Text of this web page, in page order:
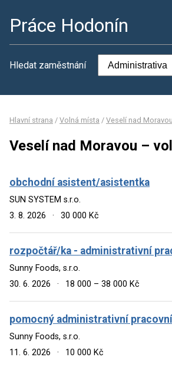
Práce Hodonín
Hledat zaměstnání
Hlavní strana / Volná místa / Veselí nad Moravou
Veselí nad Moravou –
obchodní asistent/asistentka
SUN SYSTEM s.r.o.
3. 8. 2026
· 30 000 Kč
rozpočtář/ka - administrativní
Sunny Foods, s.r.o.
30. 6. 2026
· 18 000 – 38 000 Kč
pomocný administrativní
Sunny Foods, s.r.o.
11. 6. 2026
· 10 000 Kč